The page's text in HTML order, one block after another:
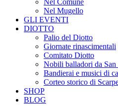
Nel Comune
Nel Mugello
GLI EVENTI
DIOTTO
Palio del Diotto
Giornate rinascimentali
Comitato Diotto
Nobili balladori da San
Bandierai e musici di
Corteo storico di
SHOP
BLOG